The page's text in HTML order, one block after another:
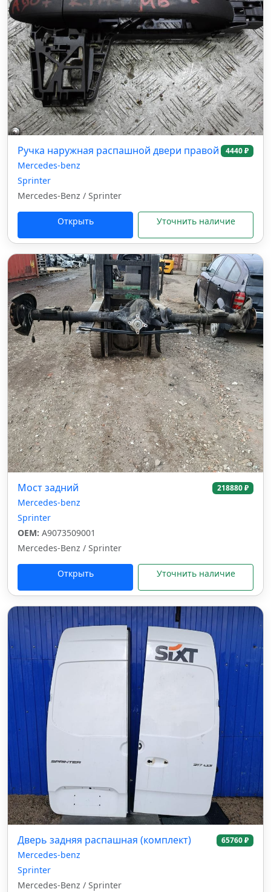
Ручка наружная распашной двери правой 4440 ₽
Mercedes-benz
Sprinter
Mercedes-Benz / Sprinter
Открыть Уточнить наличие
Мост задний 218880 ₽
Mercedes-benz
Sprinter
OEM: A9073509001
Mercedes-Benz / Sprinter
Открыть Уточнить наличие
Дверь задняя распашная (комплект) 65760 ₽
Mercedes-benz
Sprinter
Mercedes-Benz / Sprinter